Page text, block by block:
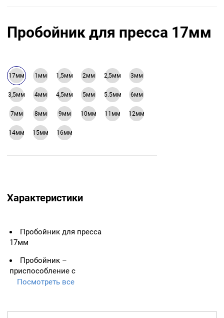
Пробойник для пресса 17мм
17мм 1мм 1,5мм 2мм 2,5мм 3мм
3,5мм 4мм 4,5мм 5мм 5.5мм 6мм
7мм 8мм 9мм 10мм 11мм 12мм
14мм 15мм 16мм
Характеристики
Пробойник для пресса
17мм
Пробойник –
приспособление с
помощью которого можно
ткани, коже .
Посмотреть все